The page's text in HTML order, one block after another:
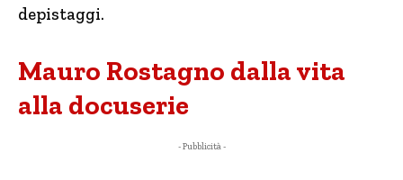
depistaggi.
Mauro Rostagno dalla vita
alla docuserie
- Pubblicità -